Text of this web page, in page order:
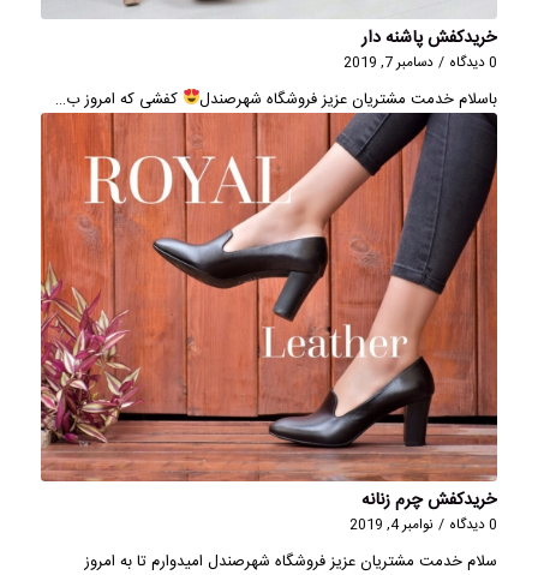
خریدکفش پاشنه دار
0 دیدگاه / دسامبر 7, 2019
باسلام خدمت مشتریان عزیز فروشگاه شهرصندل کفشی که امروز ب…
خریدکفش چرم زنانه
0 دیدگاه / نوامبر 4, 2019
سلام خدمت مشتریان عزیز فروشگاه شهرصندل امیدوارم تا به امروز